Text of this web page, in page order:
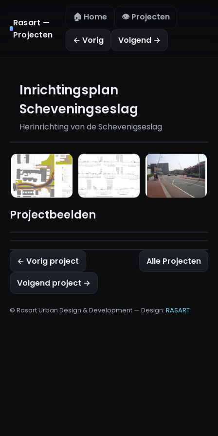
Rasart —
Projecten
🏠 Home 👁️ Projecten
← Vorig Volgend →
Inrichtingsplan
Scheveningseslag
Herinrichting van de Schevenigseslag
Projectbeelden
← Vorig project
Alle Projecten
Volgend project →
© Rasart Urban Design & Development — Design: RASART